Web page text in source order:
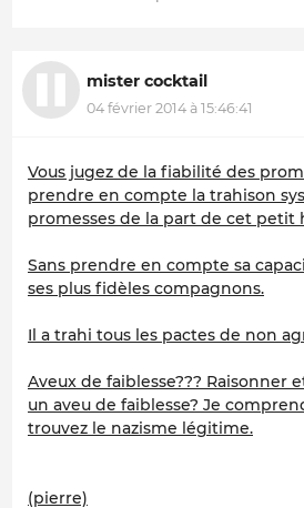
mister cocktail
04 février 2014 à 15:46:41
Vous jugez de la fiabilité des
prendre en compte la trahison
promesses de la part de cet petit
Sans prendre en compte sa
ses plus fidèles compagnons.
Il a trahi tous les pactes de non
Aveux de faiblesse??? Raisonner
un aveu de faiblesse? Je
trouvez le nazisme légitime.
(pierre)